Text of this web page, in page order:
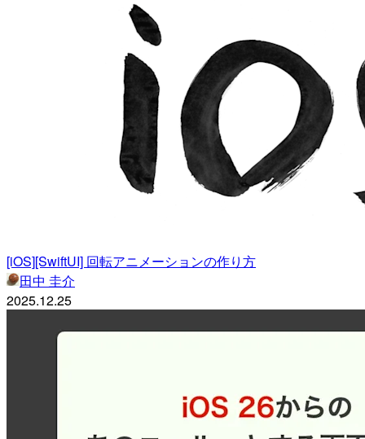
[iOS][SwiftUI] 回転アニメーションの作り方
田中 圭介
2025.12.25